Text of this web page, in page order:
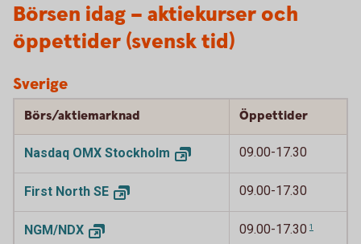
Börsen idag – aktiekurser och
öppettider (svensk tid)
Sverige
Börs/aktiemarknad Öppettider
Nasdaq OMX Stockholm 09.00-17.30
First North SE 09.00-17.30
NGM/NDX 09.00-17.30 1